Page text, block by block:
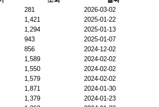
281
2026-03-02
1,421
2025-01-22
1,294
2025-01-13
943
2025-01-07
856
2024-12-02
1,589
2024-02-02
1,550
2024-02-02
1,579
2024-02-02
1,871
2024-01-30
1,379
2024-01-23